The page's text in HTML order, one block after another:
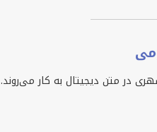
در متن دیجیتال به کار می‌روند.